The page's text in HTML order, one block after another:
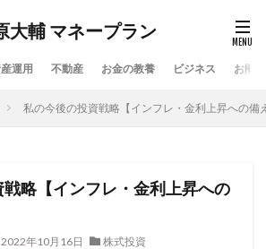
大輔 マネープラン
運用 不動産 お金の教養 ビジネス お問
私の今後の投資戦略【インフレ・金利上昇への備
略【インフレ・金利上昇への
2022年10月16日 株式投資